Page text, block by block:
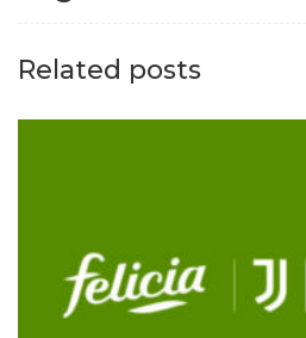
Related posts